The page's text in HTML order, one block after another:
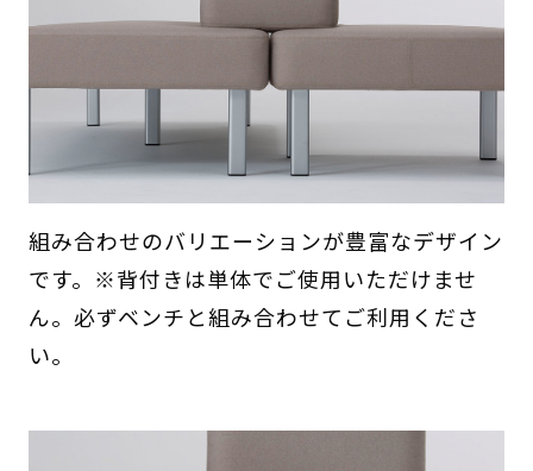
組み合わせのバリエーションが豊富なデザイン
です。※背付きは単体でご使用いただけませ
ん。必ずベンチと組み合わせてご利用くださ
い。